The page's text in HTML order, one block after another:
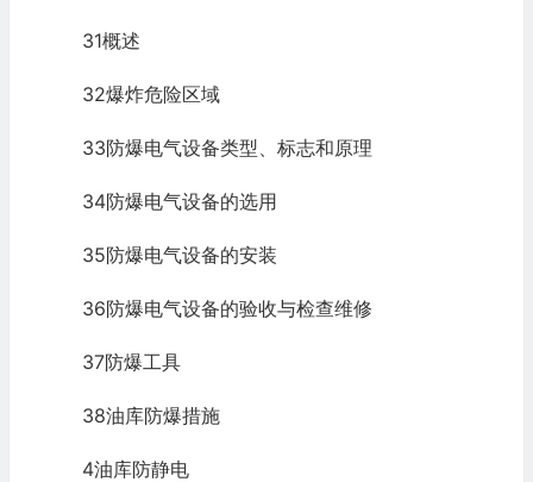
31概述
32爆炸危险区域
33防爆电气设备类型、标志和原理
34防爆电气设备的选用
35防爆电气设备的安装
36防爆电气设备的验收与检查维修
37防爆工具
38油库防爆措施
4油库防静电